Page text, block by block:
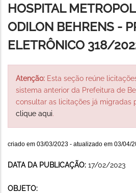
navegação
HOSPITAL
ODILON BEHRENS -
ELETRÔNICO 318/
Atenção: Esta seção reúne
sistema anterior da Prefeitura de
consultar as licitações já migradas
clique aqui.
criado em 03/03/2023 - atualizado em 03/04/
DATA DA PUBLICAÇÃO: 17/02/2023
OBJETO: